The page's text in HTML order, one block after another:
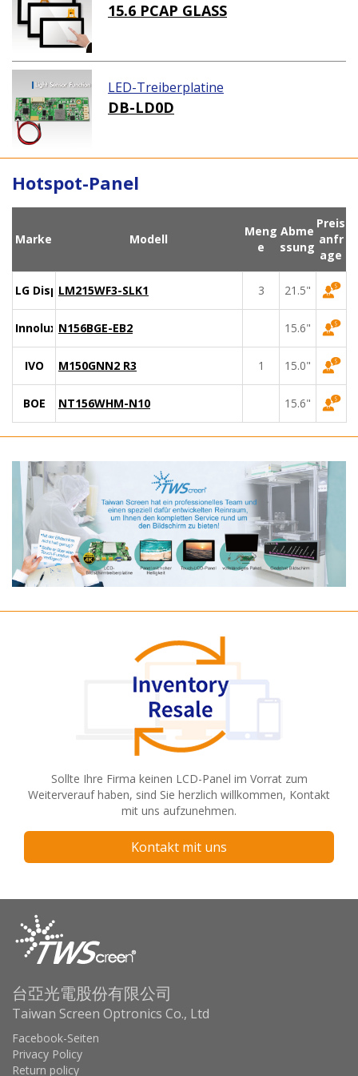
15.6 PCAP GLASS
LED-Treiberplatine
DB-LD0D
Hotspot-Panel
Marke Modell
Meng
e
Abme
ssung
Preis
anfr
age
LG DisplayLM215WF3-SLK1 3 21.5"
Innolux N156BGE-EB2 15.6"
IVO M150GNN2 R3 1 15.0"
BOE NT156WHM-N10 15.6"
Sollte Ihre Firma keinen LCD-Panel im Vorrat zum
Weiterverauf haben, sind Sie herzlich willkommen, Kontakt
mit uns aufzunehmen.
Kontakt mit uns
台亞光電股份有限公司
Taiwan Screen Optronics Co., Ltd
Facebook-Seiten
Privacy Policy
Return policy